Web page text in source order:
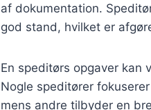
af dokumentation.
god stand, hvilket er
En speditørs opgaver kan
Nogle speditører
mens andre tilbyder en